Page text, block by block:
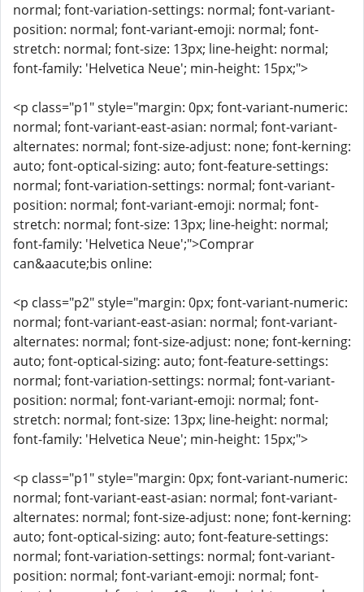
normal; font-variation-settings: normal; font-variant-
position: normal; font-variant-emoji: normal; font-
stretch: normal; font-size: 13px; line-height: normal;
font-family: 'Helvetica Neue'; min-height: 15px;">
<p class="p1" style="margin: 0px; font-variant-numeric:
normal; font-variant-east-asian: normal; font-variant-
alternates: normal; font-size-adjust: none; font-kerning:
auto; font-optical-sizing: auto; font-feature-settings:
normal; font-variation-settings: normal; font-variant-
position: normal; font-variant-emoji: normal; font-
stretch: normal; font-size: 13px; line-height: normal;
font-family: 'Helvetica Neue';">Comprar
can&aacute;bis online:
<p class="p2" style="margin: 0px; font-variant-numeric:
normal; font-variant-east-asian: normal; font-variant-
alternates: normal; font-size-adjust: none; font-kerning:
auto; font-optical-sizing: auto; font-feature-settings:
normal; font-variation-settings: normal; font-variant-
position: normal; font-variant-emoji: normal; font-
stretch: normal; font-size: 13px; line-height: normal;
font-family: 'Helvetica Neue'; min-height: 15px;">
<p class="p1" style="margin: 0px; font-variant-numeric:
normal; font-variant-east-asian: normal; font-variant-
alternates: normal; font-size-adjust: none; font-kerning:
auto; font-optical-sizing: auto; font-feature-settings:
normal; font-variation-settings: normal; font-variant-
position: normal; font-variant-emoji: normal; font-